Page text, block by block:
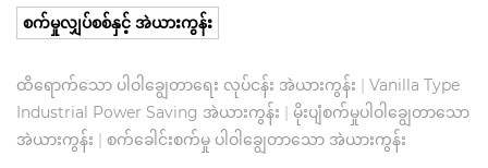
စက်မှုလျှပ်စစ်နှင့် အဲယားကွန်း
ထိရောက်သော ပါဝါချွေတာရေး လုပ်ငန်း အဲယားကွန်း | Vanilla Type
Industrial Power Saving အဲယားကွန်း | မိုးပျံစက်မှုပါဝါချွေတာသော
အဲယားကွန်း | စက်ခေါင်းစက်မှု ပါဝါချွေတာသော အဲယားကွန်း